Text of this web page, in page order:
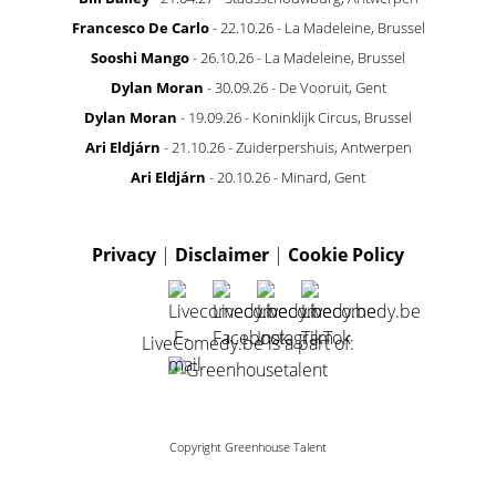
Francesco De Carlo- 22.10.26 - La Madeleine, Brussel
Sooshi Mango- 26.10.26 - La Madeleine, Brussel
Dylan Moran - 30.09.26 - De Vooruit, Gent
Dylan Moran - 19.09.26 - Koninklijk Circus, Brussel
Ari Eldjárn - 21.10.26 - Zuiderpershuis, Antwerpen
Ari Eldjárn - 20.10.26 - Minard, Gent
Privacy | Disclaimer | Cookie Policy
LiveComedy.be is a part of:
Copyright Greenhouse Talent